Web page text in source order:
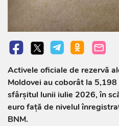
Activele oficiale de rezervă
Moldovei au coborât la
sfârșitul lunii iulie 2026, în
euro față de nivelul
BNM.